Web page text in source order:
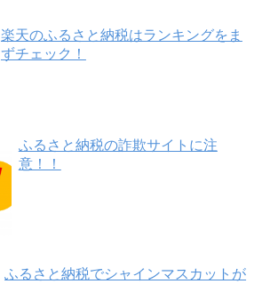
楽天のふるさと納税はランキングをま
ずチェック！
ふるさと納税の詐欺サイトに注
意！！
ふるさと納税でシャインマスカットが